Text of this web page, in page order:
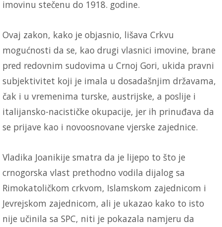
imovinu stečenu do 1918. godine.
Ovaj zakon, kako je objasnio, lišava Crkvu
mogućnosti da se, kao drugi vlasnici imovine, brane
pred redovnim sudovima u Crnoj Gori, ukida pravni
subjektivitet koji je imala u dosadašnjim državama,
čak i u vremenima turske, austrijske, a poslije i
italijansko-nacističke okupacije, jer ih prinuđava da
se prijave kao i novoosnovane vjerske zajednice.
Vladika Joanikije smatra da je lijepo to što je
crnogorska vlast prethodno vodila dijalog sa
Rimokatoličkom crkvom, Islamskom zajednicom i
Jevrejskom zajednicom, ali je ukazao kako to isto
nije učinila sa SPC, niti je pokazala namjeru da